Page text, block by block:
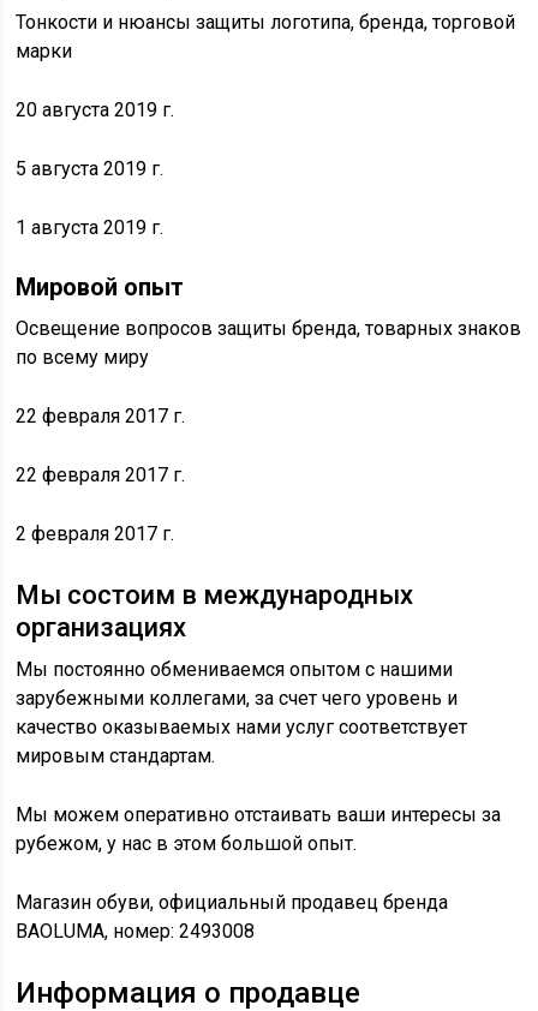
Тонкости и нюансы защиты логотипа, бренда, торговой
марки
20 августа 2019 г.
5 августа 2019 г.
1 августа 2019 г.
Мировой опыт
Освещение вопросов защиты бренда, товарных знаков
по всему миру
22 февраля 2017 г.
22 февраля 2017 г.
2 февраля 2017 г.
Мы состоим в международных
организациях
Мы постоянно обмениваемся опытом с нашими
зарубежными коллегами, за счет чего уровень и
качество оказываемых нами услуг соответствует
мировым стандартам.
Мы можем оперативно отстаивать ваши интересы за
рубежом, у нас в этом большой опыт.
Магазин обуви, официальный продавец бренда
BAOLUMA, номер: 2493008
Информация о продавце